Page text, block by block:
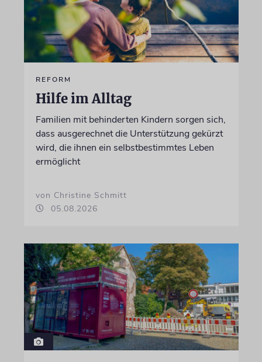
REFORM
Hilfe im Alltag
Familien mit behinderten Kindern sorgen sich,
dass ausgerechnet die Unterstützung gekürzt
wird, die ihnen ein selbstbestimmtes Leben
ermöglicht
von Christine Schmitt
05.08.2026